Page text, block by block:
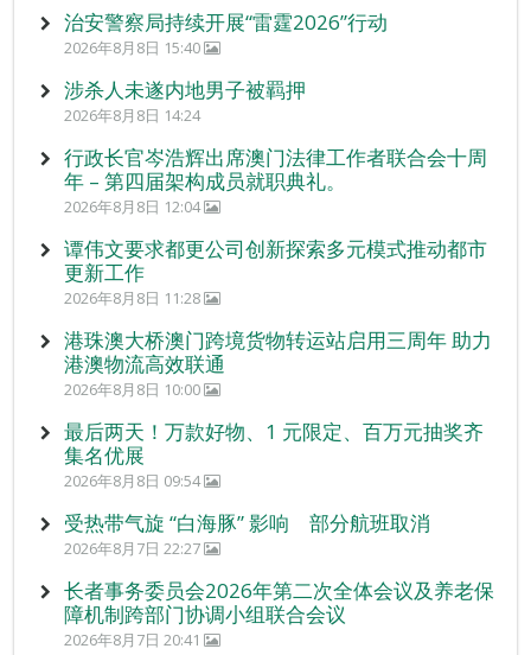
治安警察局持续开展“雷霆2026”行动
2026年8月8日 15:40
涉杀人未遂内地男子被羁押
2026年8月8日 14:24
行政长官岑浩辉出席澳门法律工作者联合会十周
年 – 第四届架构成员就职典礼。
2026年8月8日 12:04
谭伟文要求都更公司创新探索多元模式推动都市
更新工作
2026年8月8日 11:28
港珠澳大桥澳门跨境货物转运站启用三周年 助力
港澳物流高效联通
2026年8月8日 10:00
最后两天！万款好物、1 元限定、百万元抽奖齐
集名优展
2026年8月8日 09:54
受热带气旋 “白海豚” 影响 部分航班取消
2026年8月7日 22:27
长者事务委员会2026年第二次全体会议及养老保
障机制跨部门协调小组联合会议
2026年8月7日 20:41